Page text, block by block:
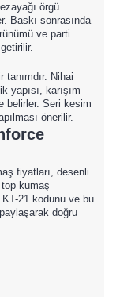
örgü
Baskı sonrasında
ve parti
tanımdır. Nihai
yapısı, karışım
belirler. Seri kesim
önerilir.
fiyatları, desenli
kumaş
21 kodunu ve bu
doğru